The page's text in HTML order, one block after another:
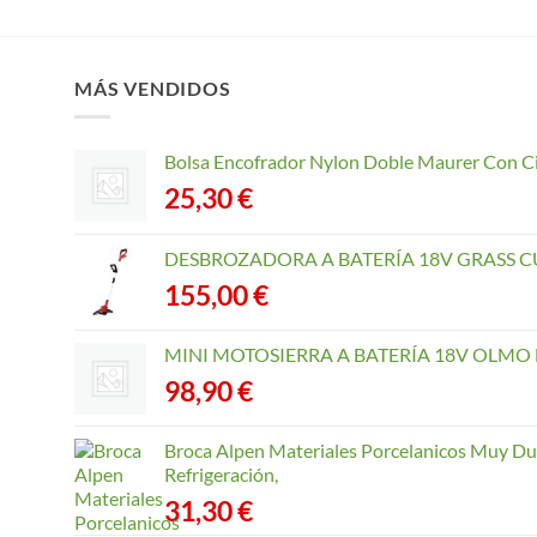
MÁS VENDIDOS
Bolsa Encofrador Nylon Doble Maurer Con
25,30€
DESBROZADORA A BATERÍA 18V GRASS
155,00€
MINI MOTOSIERRA A BATERÍA 18V OLMO
98,90€
Broca Alpen Materiales Porcelanicos Muy
Refrigeración,
31,30€